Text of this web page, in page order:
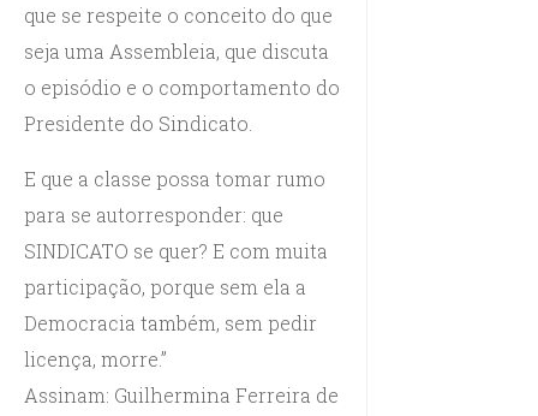
que se respeite o conceito do que
seja uma Assembleia, que discuta
o episódio e o comportamento do
Presidente do Sindicato.
E que a classe possa tomar rumo
para se autorresponder: que
SINDICATO se quer? E com muita
participação, porque sem ela a
Democracia também, sem pedir
licença, morre.”
Assinam: Guilhermina Ferreira de